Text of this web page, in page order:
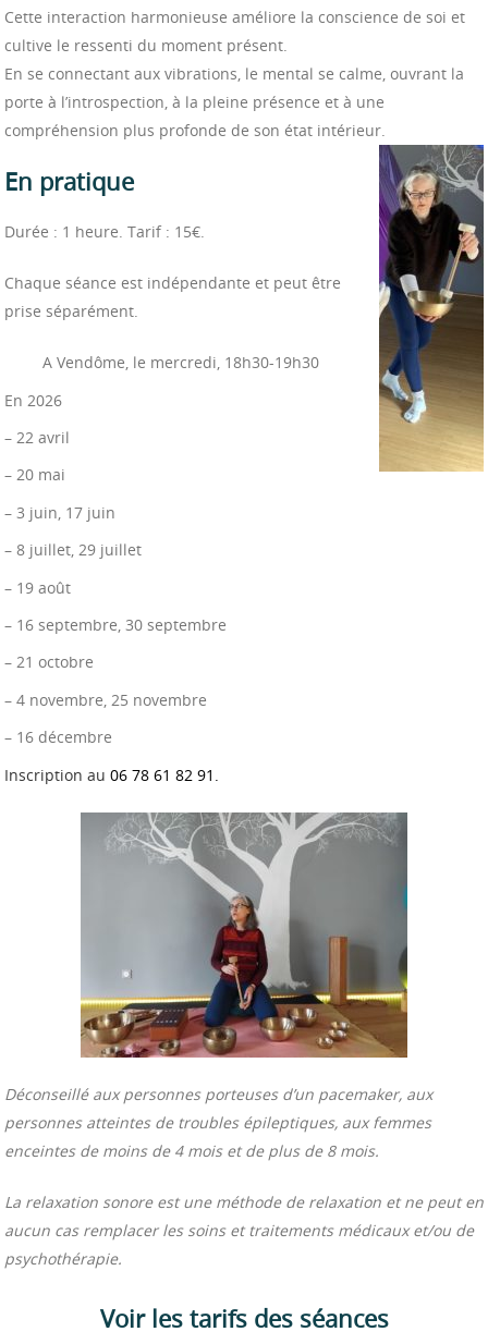
Cette interaction harmonieuse améliore la conscience de soi et
cultive le ressenti du moment présent.
En se connectant aux vibrations, le mental se calme, ouvrant la
porte à l’introspection, à la pleine présence et à une
compréhension plus profonde de son état intérieur.
En pratique
Durée : 1 heure. Tarif : 15€.
Chaque séance est indépendante et peut être
prise séparément.
A Vendôme, le mercredi, 18h30-19h30
En 2026
– 22 avril
– 20 mai
– 3 juin, 17 juin
– 8 juillet, 29 juillet
– 19 août
– 16 septembre, 30 septembre
– 21 octobre
– 4 novembre, 25 novembre
– 16 décembre
Inscription au 06 78 61 82 91.
Déconseillé aux personnes porteuses d’un pacemaker, aux
personnes atteintes de troubles épileptiques, aux femmes
enceintes de moins de 4 mois et de plus de 8 mois.
La relaxation sonore est une méthode de relaxation et ne peut en
aucun cas remplacer les soins et traitements médicaux et/ou de
psychothérapie.
Voir les tarifs des séances